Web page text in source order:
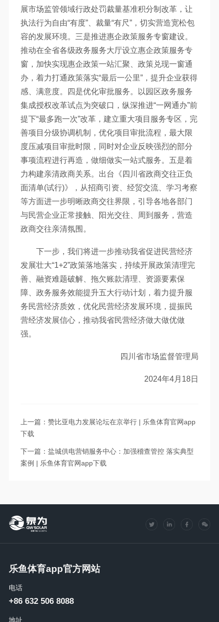
展市场监管领域行政处罚裁量基准积分制改革，让
执法行为自由“有度”、裁量“有尺”，切实营造宽松包
容的发展环境。三是推进惠企政策服务专窗建设。
推动在全省各级政务服务大厅设立惠企政策服务专
窗，加快实现惠企政策一站汇聚、政策兑现一窗通
办，着力打通政策落实“最后一公里”，提升企业获得
感、满意度。四是优化审批服务。以园区政务服务
集成授权改革试点为突破口，纵深推进“一网通办”前
提下“最多跑一次”改革，建立重大项目服务专区，完
善项目分级协调机制，优化项目审批流程，最大限
度压减项目审批时限，同时对企业反映强烈的部分
事项流程进行再造，做细做实一站式服务。五是着
力构建亲清政商关系。出台《四川省政商交往正负
面清单(试行)》，从招商引资、经贸交流、学习考察
等方面进一步明晰政商交往界限，引导各地各部门
与民营企业正常接触、阳光交往、周到服务，营造
政商交往亲清氛围。
下一步，我们将进一步推动我省促进民营经济
发展壮大“1+2”政策落地落实，持续开展政策清理完
善、融资难题破解、拖欠账款清理、资源要素保
障、政务服务效能提升五大行动计划，着力提升服
务民营经济质效，优化民营经济发展环境，提振民
营经济发展信心，推动我省民营经济做大做优做
强。
四川省市场监督管理局
2024年4月18日
上一篇：赞比亚电力发展论坛在京举行 | 乐鱼体育官网app
下载
下一篇：盐城供电营销服务中心：加强稽查管控 落实典型
案例 | 乐鱼体育官网app下载
乐鱼体育app官方网站
电话
+86 632 506 8088
地址